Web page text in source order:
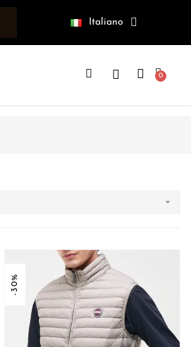
Italiano

-30%